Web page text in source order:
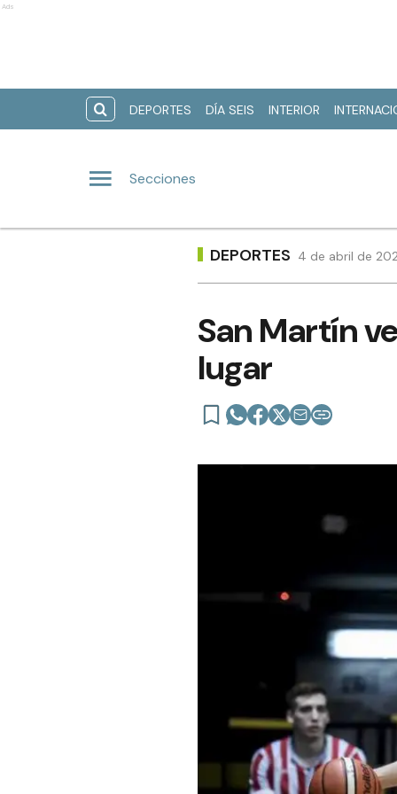
Ads
DEPORTES DÍA SEIS INTERIOR
Secciones
DEPORTES 4 de abril de
San Martín
lugar